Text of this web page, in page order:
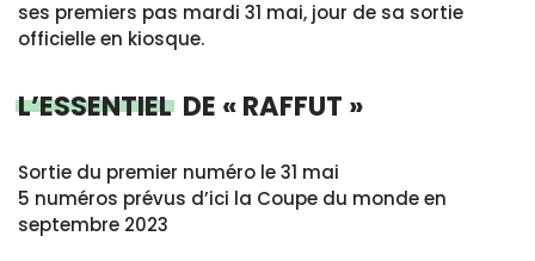
ses premiers pas mardi 31 mai, jour de sa sortie
officielle en kiosque.
L’ESSENTIEL DE « RAFFUT »
Sortie du premier numéro le 31 mai
5 numéros prévus d’ici la Coupe du monde en
septembre 2023